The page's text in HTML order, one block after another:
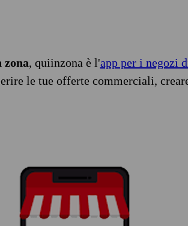
, quiinzona è l'app per i negozi
le tue offerte commerciali,